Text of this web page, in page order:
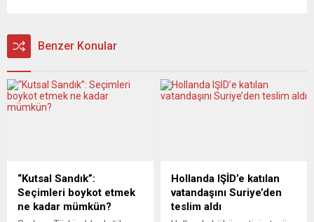
Benzer Konular
“Kutsal Sandık”:
Seçimleri boykot etmek
ne kadar mümkün?
Hollanda IŞİD’e katılan
vatandaşını Suriye’den
teslim aldı